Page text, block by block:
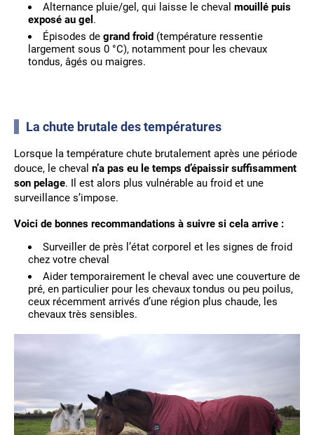
Alternance pluie/gel, qui laisse le cheval mouillé puis
exposé au gel .
Épisodes de grand froid (température ressentie
largement sous 0 °C), notamment pour les chevaux
tondus, âgés ou maigres.
La chute brutale des températures
Lorsque la température chute brutalement après une période
douce, le cheval n’a pas eu le temps d’épaissir suffisamment
son pelage. Il est alors plus vulnérable au froid et une
surveillance s’impose.
Voici de bonnes recommandations à suivre si cela arrive :
Surveiller de près l’état corporel et les signes de froid
chez votre cheval
Aider temporairement le cheval avec une couverture de
pré, en particulier pour les chevaux tondus ou peu poilus,
ceux récemment arrivés d’une région plus chaude, les
chevaux très sensibles.